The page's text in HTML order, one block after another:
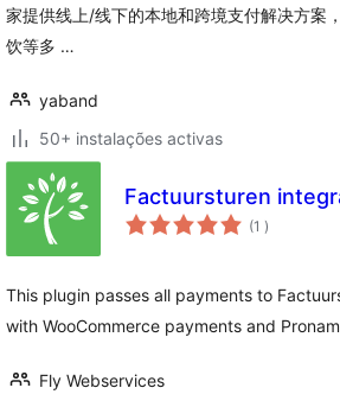
家提供线上/线下的本地和跨境支付解决方案
饮等多 …
yaband
50+ instalações activas
Factuursturen
(1 )
This plugin passes all payments to
with WooCommerce payments and
Fly Webservices